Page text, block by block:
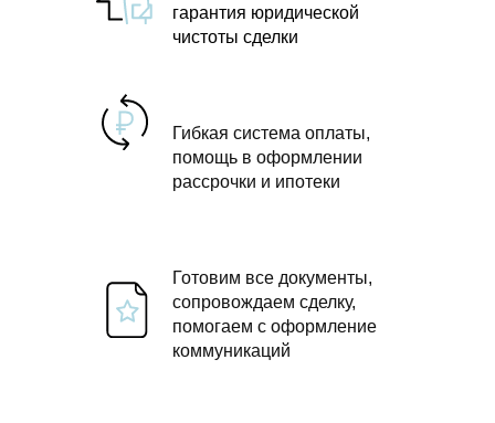
гарантия юридической
чистоты сделки
Гибкая система оплаты,
помощь в оформлении
рассрочки и ипотеки
Готовим все документы,
сопровождаем сделку,
помогаем с оформление
коммуникаций